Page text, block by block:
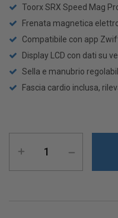
Toorx SRX Speed Mag
Frenata magnetica
Compatibile con app
Display LCD con dati su
Sella e manubrio
Fascia cardio inclusa,